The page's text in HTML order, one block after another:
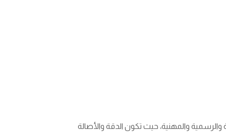
والمهنية، حيث تكون الدقة والأصالة